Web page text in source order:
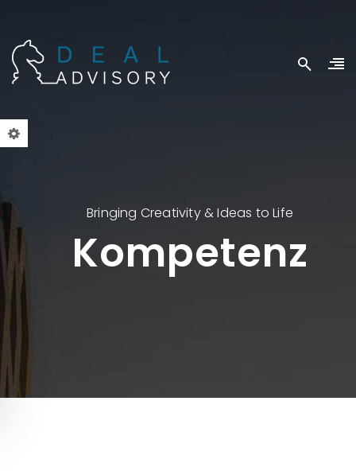
Bringing Creativity & Ideas to Life
Kompetenz